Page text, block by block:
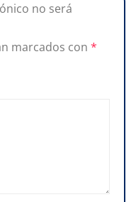
no será
marcados con *